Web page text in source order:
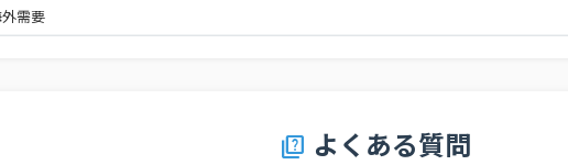
需要
quiz よくある質問